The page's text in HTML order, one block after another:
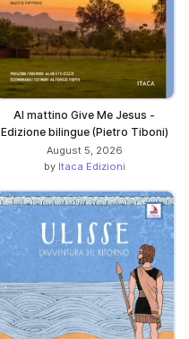
Al mattino Give Me Jesus -
Edizione bilingue (Pietro Tiboni)
August 5, 2026
by Itaca Edizioni